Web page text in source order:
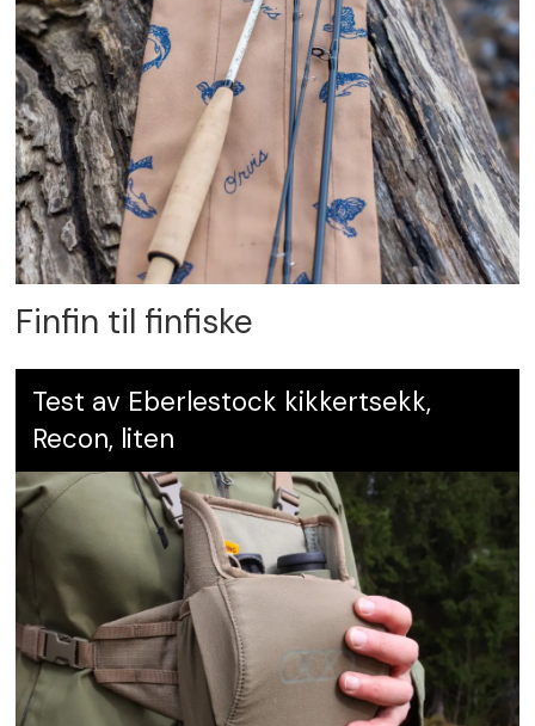
Finfin til finfiske
Test av Eberlestock kikkertsekk,
Recon, liten